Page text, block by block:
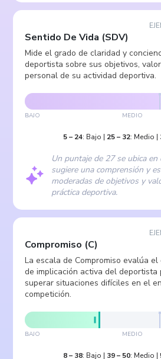
Sentido De Vida (SDV)
Mide el grado de claridad y
deportista sobre sus objetivos,
personal de su actividad deportiva.
BAJO MEDIO
5– 24: Bajo | 25– 32: Medio |
Un puntaje de 27 se ubica
sugiere una comprensión y
moderadas de objetivos y
práctica deportiva.
Compromiso (C)
La escala de Compromiso evalúa el
de implicación activa del
superar situaciones difíciles en el
competición.
BAJO MEDIO
8– 38: Bajo | 39– 50: Medio |